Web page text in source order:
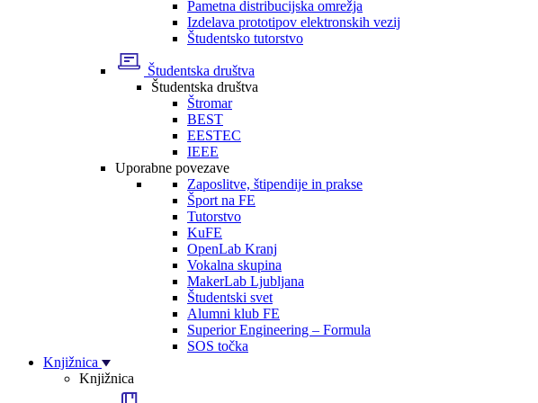
Pametna distribucijska omrežja
Izdelava prototipov elektronskih vezij
Študentsko tutorstvo
Študentska društva
Študentska društva
Štromar
BEST
EESTEC
IEEE
Uporabne povezave
Zaposlitve, štipendije in prakse
Šport na FE
Tutorstvo
KuFE
OpenLab Kranj
Vokalna skupina
MakerLab Ljubljana
Študentski svet
Alumni klub FE
Superior Engineering – Formula
SOS točka
Knjižnica
Knjižnica